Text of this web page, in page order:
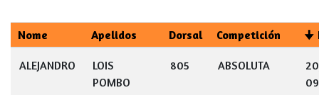
Nome Apelidos Dorsal Competición
ALEJANDRO
LOIS
POMBO
805 ABSOLUTA